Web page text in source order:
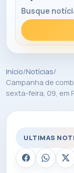
Início/Notícias/
Campanha de
sexta-feira, 09, em
ULTIMAS